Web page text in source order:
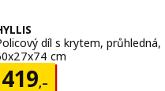
díl s krytem, průhledná,
cm
419,–419,–